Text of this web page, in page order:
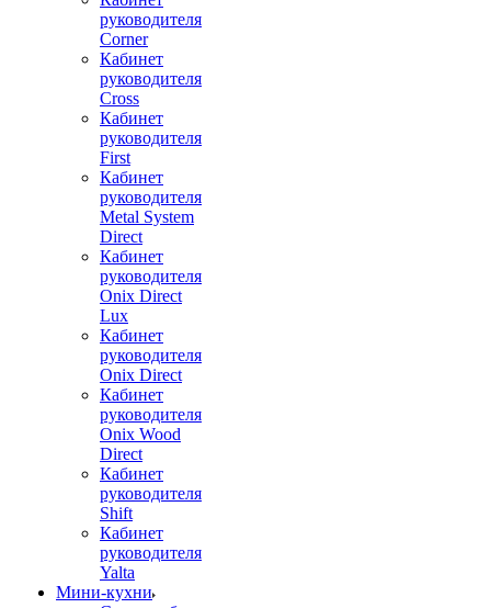
руководителя
Corner
Кабинет
руководителя
Cross
Кабинет
руководителя
First
Кабинет
руководителя
Metal System
Direct
Кабинет
руководителя
Onix Direct
Lux
Кабинет
руководителя
Onix Direct
Кабинет
руководителя
Onix Wood
Direct
Кабинет
руководителя
Shift
Кабинет
руководителя
Yalta
Мини-кухни